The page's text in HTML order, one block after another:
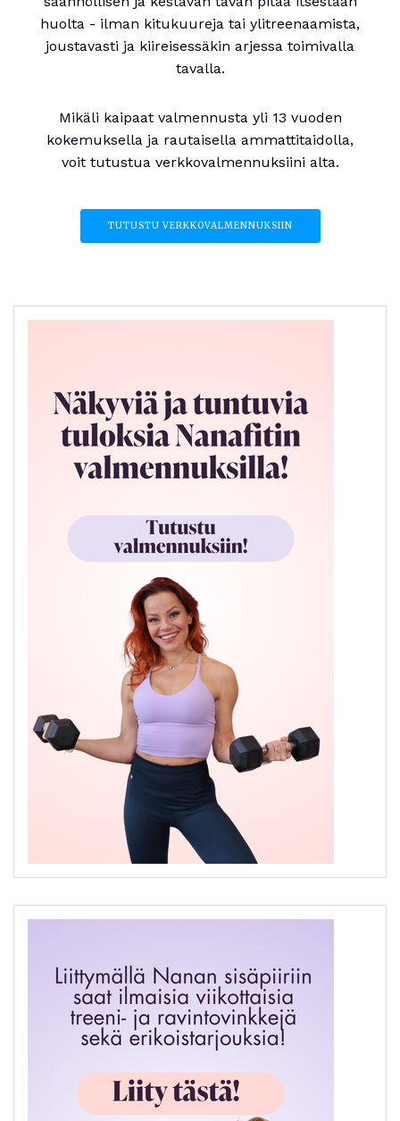
huolta - ilman kitukuureja tai ylitreenaamista,
joustavasti ja kiireisessäkin arjessa toimivalla
tavalla.
Mikäli kaipaat valmennusta yli 13 vuoden
kokemuksella ja rautaisella ammattitaidolla,
voit tutustua verkkovalmennuksiini alta.
TUTUSTU VERKKOVALMENNUKSIIN